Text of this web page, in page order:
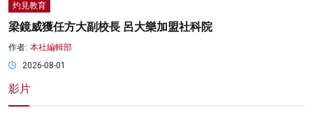
灼見教育
梁鏡威獲任方大副校長 呂大樂加盟社科院
作者: 本社編輯部
2026-08-01
影片